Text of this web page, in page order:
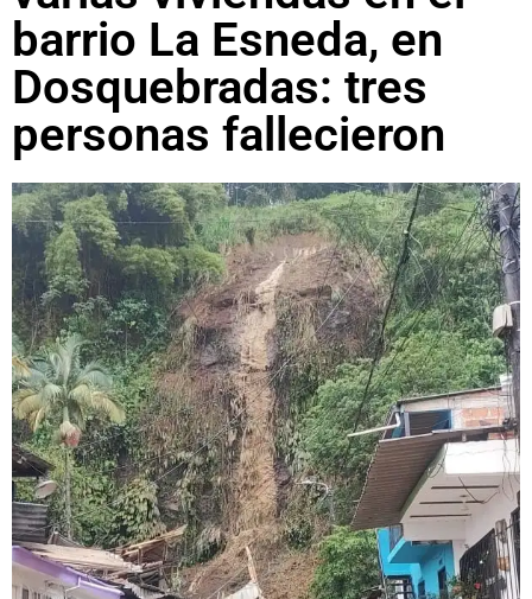
barrio La Esneda, en
Dosquebradas: tres
personas fallecieron